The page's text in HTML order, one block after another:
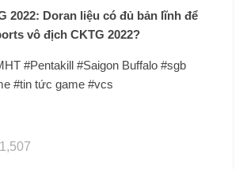
2022: Doran liệu có đủ bản lĩnh để
vô địch CKTG 2022?
#Pentakill #Saigon Buffalo #sgb
#tin tức game #vcs
1,507